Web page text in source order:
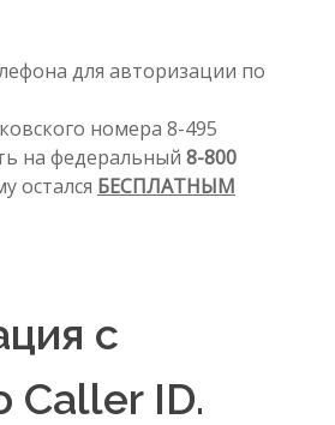
для авторизации по
номера 8-495
на федеральный 8-800
остался БЕСПЛАТНЫМ
с
ID.